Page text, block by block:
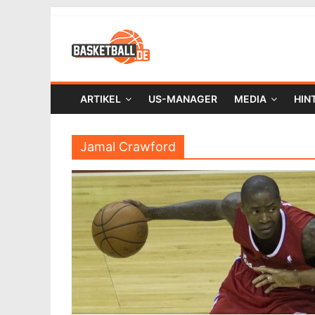
ARTIKEL US-MANAGER MEDIA
Jamal Crawford